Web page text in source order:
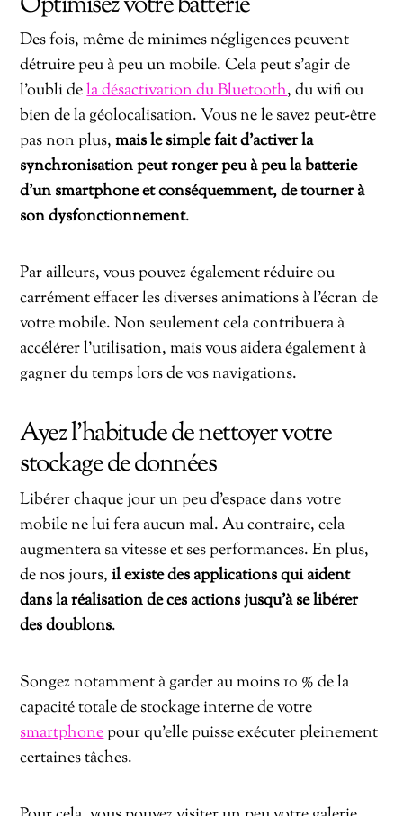
Des fois, même de minimes négligences peuvent
détruire peu à peu un mobile. Cela peut s’agir de
l’oubli dela désactivation du Bluetooth, du wifi ou
bien de la géolocalisation. Vous ne le savez peut-être
pas non plus,mais le simple fait d’activer la
synchronisation peut ronger peu à peu la batterie
d’un smartphone et conséquemment, de tourner à
son dysfonctionnement.
Par ailleurs, vous pouvez également réduire ou
carrément effacer les diverses animations à l’écran de
votre mobile. Non seulement cela contribuera à
accélérer l’utilisation, mais vous aidera également à
gagner du temps lors de vos navigations.
Ayez l’habitude de nettoyer votre
stockage de données
Libérer chaque jour un peu d’espace dans votre
mobile ne lui fera aucun mal. Au contraire, cela
augmentera sa vitesse et ses performances. En plus,
de nos jours,il existe des applications qui aident
dans la réalisation de ces actions jusqu’à se libérer
des doublons.
Songez notamment à garder au moins 10 % de la
capacité totale de stockage interne de votre
smartphonepour qu’elle puisse exécuter pleinement
certaines tâches.